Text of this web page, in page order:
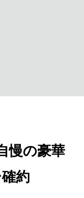
慢の豪華
約